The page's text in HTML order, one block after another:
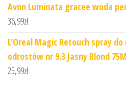
Avon Luminata gracee woda
36,99zł
L'Oreal Magic Retouch spray
odrostów nr 9.3 Jasny Blond
25,99zł